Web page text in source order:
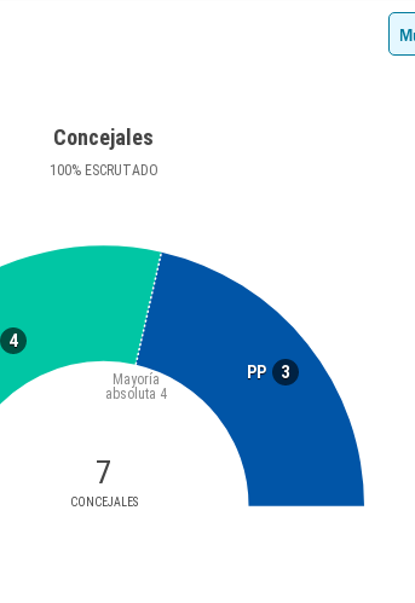
Concejales
100%ESCRUTADO
4
PP 3
7
CONCEJALES
Mayoría
absoluta 4